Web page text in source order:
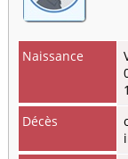
Naissance
Décès